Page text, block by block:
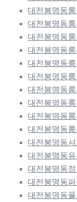
대전봉명동
대전봉명동
대전봉명동
대전봉명동
대전봉명동룸
대전봉명동
대전봉명동룸
대전봉명동
대전봉명동
대전봉명동룸
대전봉명동
대전봉명동유
대전봉명동
대전봉명동
대전봉명동